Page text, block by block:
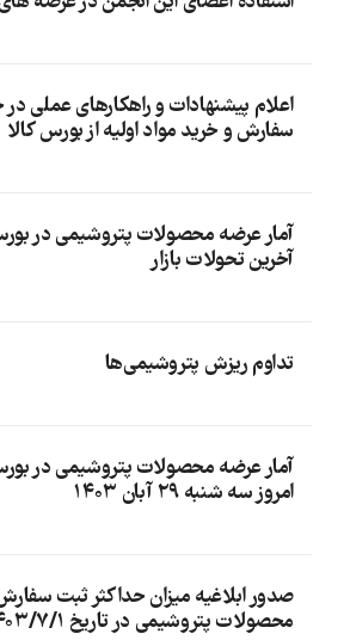
اعلام پیشنهادات و راهکارهای عملی
سفارش و خرید مواد اولیه از بورس کالا
آمار عرضه محصولات پتروشیمی در
آخرین تحولات بازار
تداوم ریزش پتروشیمی‌ها
آمار عرضه محصولات پتروشیمی در
امروز سه شنبه ۲۹ آبان ۱۴۰۳
صدور ابلاغیه میزان حداکثر ثبت
محصولات پتروشیمی در تاریخ ۱۴۰۳/۷/۱ از بورس کالا